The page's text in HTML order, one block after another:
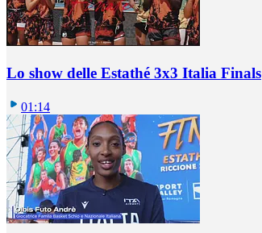
Lo show delle Estathé 3x3 Italia Finals
01:14